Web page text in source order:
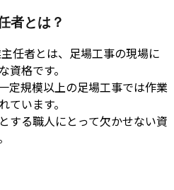
者とは？
任者とは、足場工事の現場に
格です。
定規模以上の足場工事では作業
います。
する職人にとって欠かせない資